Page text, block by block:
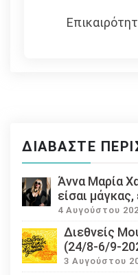
ΔΙΑΒΆΣΤΕ
Άννα Μαρία
είσαι μάγκας,
4 Αυγούστου
Διεθνείς
(24/8-6/9-
3 Αυγούστου